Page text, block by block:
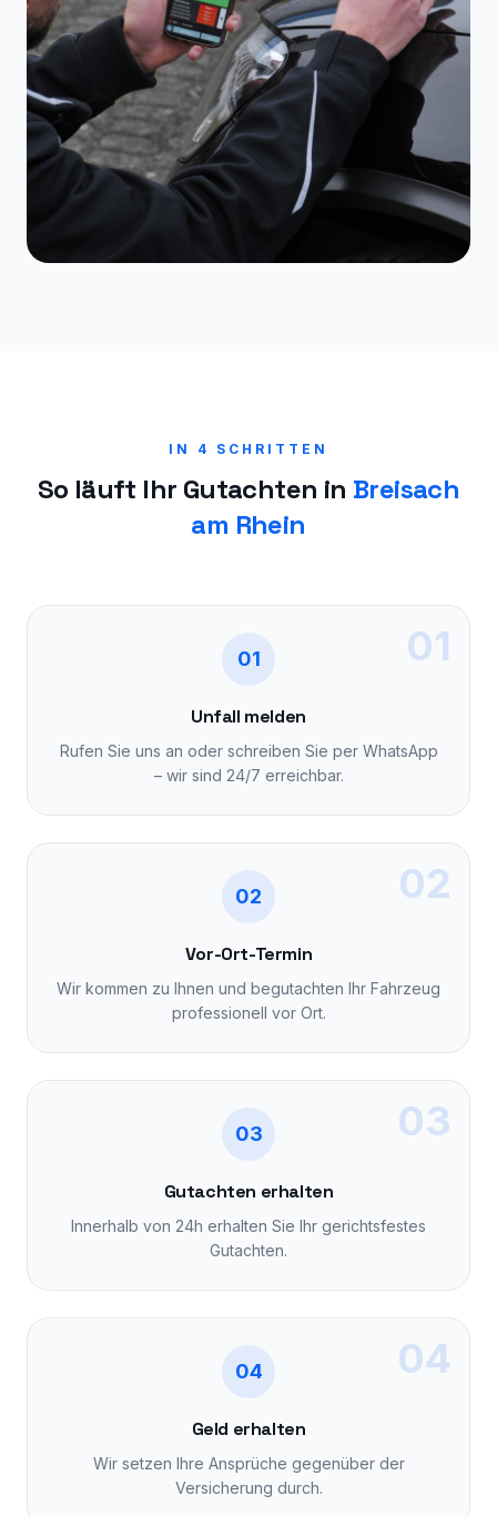
IN 4 SCHRITTEN
So läuft Ihr Gutachten in Breisach
am Rhein
01
01
Unfall melden
Rufen Sie uns an oder schreiben Sie per WhatsApp
– wir sind 24/7 erreichbar.
02
02
Vor-Ort-Termin
Wir kommen zu Ihnen und begutachten Ihr Fahrzeug
professionell vor Ort.
03
03
Gutachten erhalten
Innerhalb von 24h erhalten Sie Ihr gerichtsfestes
Gutachten.
04
04
Geld erhalten
Wir setzen Ihre Ansprüche gegenüber der
Versicherung durch.